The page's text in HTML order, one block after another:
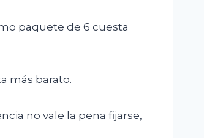
paquete de 6 cuesta
más barato.
no vale la pena fijarse,